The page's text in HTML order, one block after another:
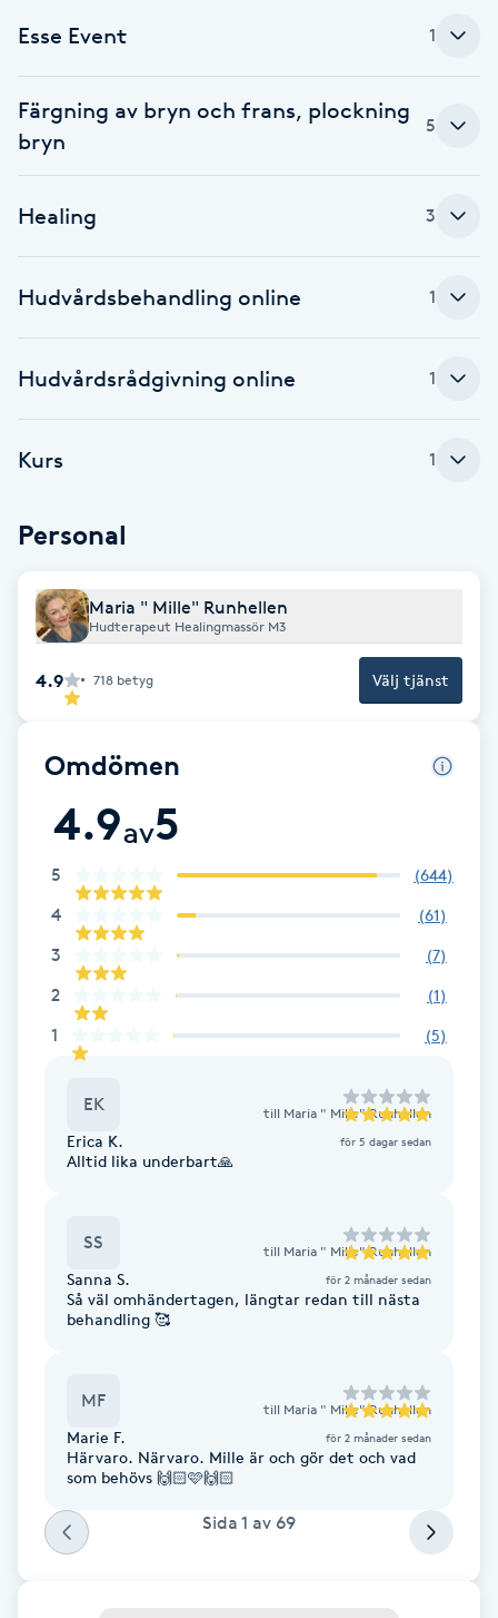
Fransrengöring
Frekvensterapi
Friskvård
Frisör
Färgning
Föning
Gel naglar
Gelenaglar
Gravidyoga
Gruppträning
Gua Sha-massage
Hatha Yoga
Herrklippning
Hollywood Peel
Hot Stone Massage
Hot yoga
Esse Event 1
Färgning av bryn och frans, plockning
bryn
5
Healing 3
Hudvårdsbehandling online 1
Hudvårdsrådgivning online 1
Kurs 1
Personal
Maria " Mille" Runhellen
Hudterapeut Healingmassör M3
4.9 718 betyg Välj tjänst
Omdömen
4.9av5
5 (644)
4 (61)
3 (7)
2 (1)
1 (5)
EK till Maria " Mille" Runhellen
Erica K. för 5 dagar sedan
Alltid lika underbart🙏
SS till Maria " Mille" Runhellen
Sanna S. för 2 månader sedan
Så väl omhändertagen, längtar redan till nästa
behandling 🥰
MF till Maria " Mille" Runhellen
Marie F. för 2 månader sedan
Härvaro. Närvaro. Mille är och gör det och vad
som behövs 🙌🏻🩷🙌🏻
Sida 1 av 69